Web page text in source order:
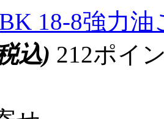
BK 18-8強力油
込) 212ポイ